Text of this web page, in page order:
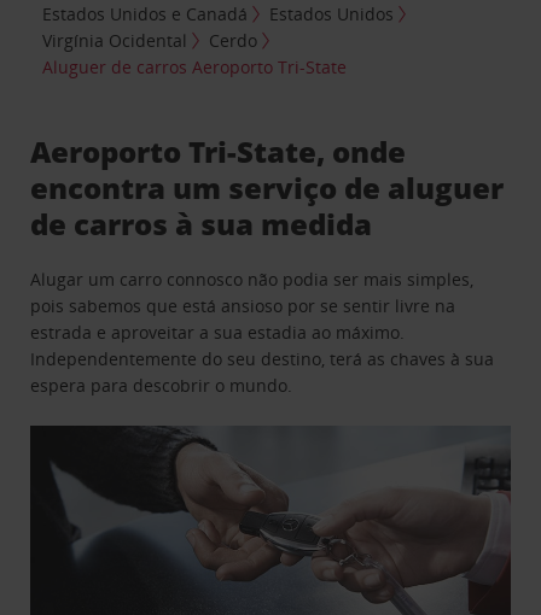
Estados Unidos e Canadá
Estados Unidos
Virgínia Ocidental
Cerdo
Aluguer de carros Aeroporto Tri-State
Aeroporto Tri-State, onde
encontra um serviço de aluguer
de carros à sua medida
Alugar um carro connosco não podia ser mais simples,
pois sabemos que está ansioso por se sentir livre na
estrada e aproveitar a sua estadia ao máximo.
Independentemente do seu destino, terá as chaves à sua
espera para descobrir o mundo.